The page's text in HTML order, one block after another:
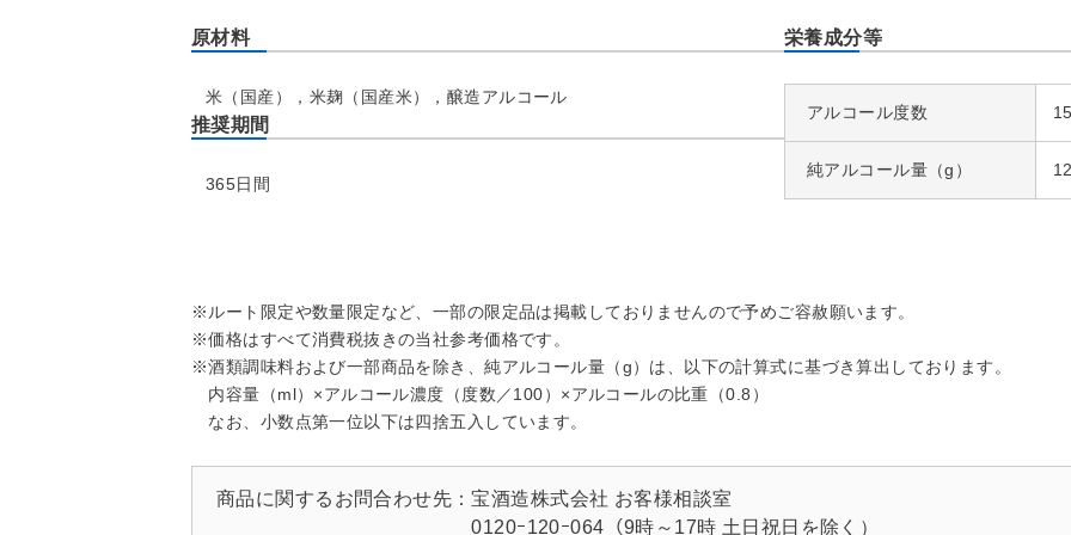
原材料
米（国産），米麹（国産米），醸造アルコール
推奨期間
365日間
栄養成分等
アルコール度数
純アルコール量（g）
※ルート限定や数量限定など、一部の限定品は掲載しておりませんので予めご容赦願います。
※価格はすべて消費税抜きの当社参考価格です。
※酒類調味料および一部商品を除き、純アルコール量（g）は、以下の計算式に基づき算出しております。
内容量（ml）×アルコール濃度（度数／100）×アルコールの比重（0.8）
なお、小数点第一位以下は四捨五入しています。
商品に関するお問合わせ先：宝酒造株式会社 お客様相談室
0120ｰ120ｰ064（9時～17時 土日祝日を除く）